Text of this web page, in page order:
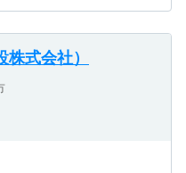
式会社）